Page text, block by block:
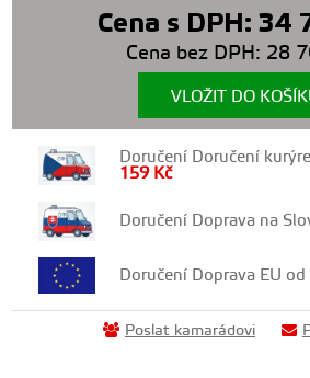
Cena s DPH: 34
Cena bez DPH: 28
VLOŽIT DO
Doručení Doručení
159 Kč
Doručení Doprava na
Doručení Doprava EU od
Poslat kamarádovi